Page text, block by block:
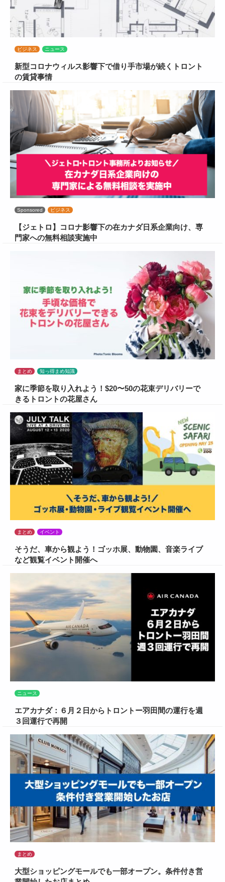
ビジネス ニュース
新型コロナウィルス影響下で借り手市場が続くトロント
の賃貸事情
Sponsored ビジネス
【ジェトロ】コロナ影響下の在カナダ日系企業向け、専
門家への無料相談実施中
まとめ 知っ得まめ知識
家に季節を取り入れよう！$20〜50の花束デリバリーで
きるトロントの花屋さん
まとめ イベント
そうだ、車から観よう！ゴッホ展、動物園、音楽ライブ
など観覧イベント開催へ
ニュース
エアカナダ：６月２日からトロントー羽田間の運行を週
３回運行で再開
まとめ
大型ショッピングモールでも一部オープン。条件付き営